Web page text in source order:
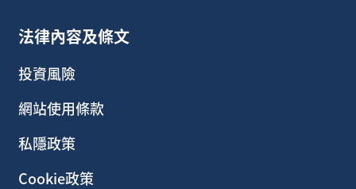
法律內容及條文
投資風險
網站使用條款
私隱政策
Cookie政策